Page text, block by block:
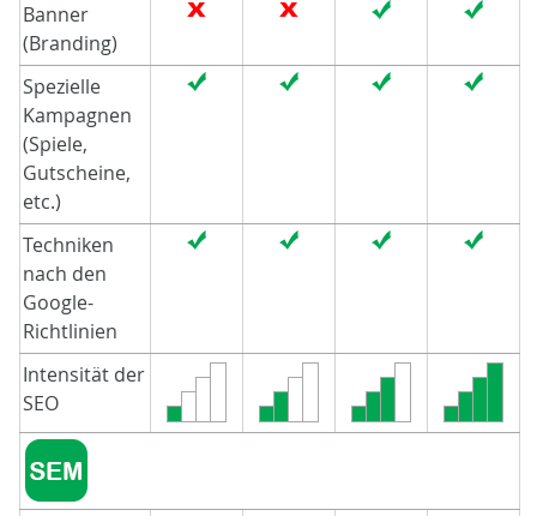
Banner
(Branding)
Spezielle
Kampagnen
(Spiele,
Gutscheine,
etc.)
Techniken
nach den
Google-
Richtlinien
Intensität der
SEO